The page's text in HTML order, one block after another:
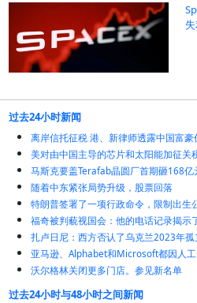
过去24小时新闻
离岸信托征税 港、新律师透露中国富豪
美对由中国主导的芯片和太阳能加征关
马斯克要盖Terafab晶圆厂首期砸168亿
随着中东紧张局势升级，股票回落
特朗普签署了一项行政命令，限制出生
福奇被判藐视国会：他的电话记录揭示
扎卢日尼：西方否认了乌克兰2023年
亚马逊、Alphabet和Microsoft都因人
沃尔格林关闭更多门店。参见新名单
过去24小时与48小时之间新闻